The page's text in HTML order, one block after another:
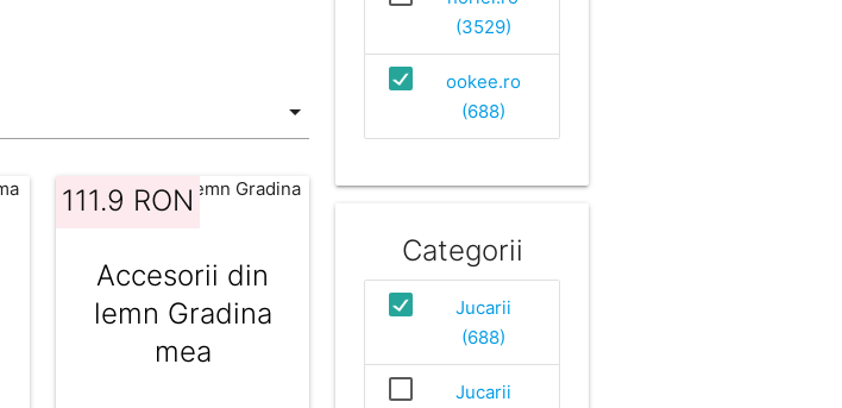
111.9 RON
Accesorii din
lemn Gradina
mea
(3529)
ookee.ro
(688)
Categorii
Jucarii
(688)
Jucarii